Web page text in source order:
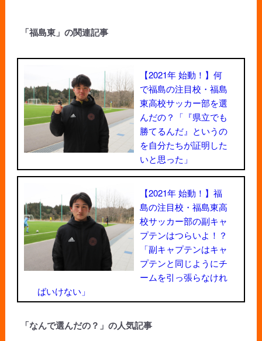
「福島東」の関連記事
【2021年 始動！】何
で福島の注目校・福島
東高校サッカー部を選
んだの？「『県立でも
勝てるんだ』というの
を自分たちが証明した
いと思った」
【2021年 始動！】福
島の注目校・福島東高
校サッカー部の副キャ
プテンはつらいよ！？
「副キャプテンはキャ
プテンと同じようにチ
ームを引っ張らなけれ
ばいけない」
「なんで選んだの？」の人気記事